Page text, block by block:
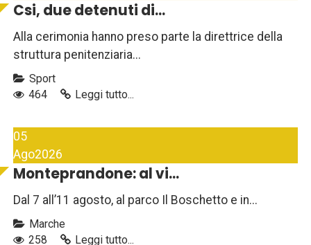
Csi, due detenuti di...
Alla cerimonia hanno preso parte la direttrice della
struttura penitenziaria...
Sport
464
Leggi tutto...
05
Ago2026
Monteprandone: al vi...
Dal 7 all’11 agosto, al parco Il Boschetto e in...
Marche
258
Leggi tutto...